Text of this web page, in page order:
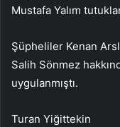
Mustafa Yalım
Şüpheliler Kenan
Salih Sönmez
uygulanmıştı.
Turan Yiğittekin